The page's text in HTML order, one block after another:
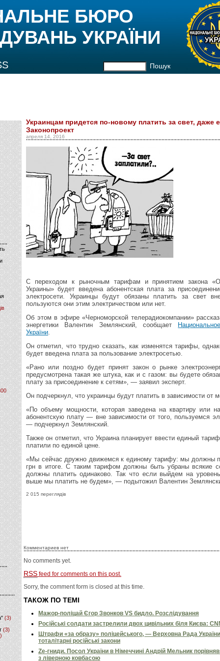
Пошук
БЮРО
УКРАЇНИ
(3)
(3)
Украинцам придется по-новому платить за свет, даже
Законопроект
апреля 14, 2016
С переходом к рыночным тарифам и принятием закона «О
Украины» будет введена абонентская плата за
электросети. Украинцы будут обязаны платить за свет
пользуются они этим электричеством или нет.
Об этом в эфире «Черноморской телерадиокомпании»
энергетики Валентин Землянский, сообщает
України.
Он отметил, что трудно сказать, как изменятся тарифы,
будет введена плата за пользование электросетью.
«Рано или поздно будет принят закон о рынке
предусмотрена такая же штука, как и с газом: вы будете
плату за присоединение к сетям», — заявил эксперт.
Он подчеркнул, что украинцы будут платить в зависимости от
«По объему мощности, которая заведена на квартиру или
абонентскую плату — вне зависимости от того, пользуемся
— подчеркнул Землянский.
Также он отметил, что Украина планирует ввести единый
платили по единой цене.
«Мы сейчас дружно движемся к единому тарифу: мы должны
грн в итоге. С таким тарифом должны быть убраны всякие
должны платить одинаково. Так что если выйдем на
выше мы платить не будем», — подытожил Валентин
2 015 переглядів
Комментариев нет
No comments yet.
RSS feed for comments on this post.
Sorry, the comment form is closed at this time.
ТАКОЖ ПО ТЕМІ
Мажор-поліцай Єгор Звонков VS бидло. Розслідування
Російські солдати застрелили двох цивільних біля Києва:
Штрафи «за образу» поліцейського, — Верховна Рада
тоталітарні російські закони
Ze-гниди. Посол України в Німеччині Андрій Мельник
з ліверною ковбасою